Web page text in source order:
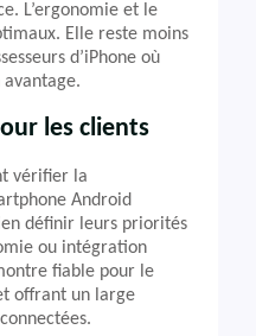
L’ergonomie et le
Elle reste moins
d’iPhone où
avantage.
les clients
vérifier la
Android
définir leurs priorités
ou intégration
fiable pour le
offrant un large